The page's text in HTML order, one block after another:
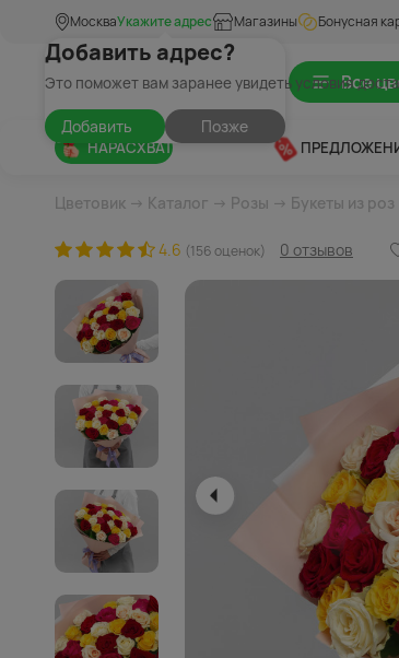
МоскваУкажите адрес
Добавить адрес?
Это поможет вам заранее увидеть условия
Добавить Позже
Магазины Бонусная
Все
НАРАСХВАТ
Цветовик → Каталог → Розы → Букеты из роз
4.6 (156 оценок) 0 отзывов